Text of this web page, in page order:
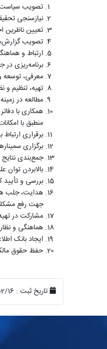
تصویب
نیازسنجی
تعیین ناظرین
تصویب
ارتباط و
برنامه‌ریزی
معرفی، توسعه
تهیه، تنظیم
مطالعه در
همکاری با
منطبق با
برقراری
برگزاری
جمع‌بندی
بالابردن
بررسی و
هدایت، جلب
جهت رفع
مشارکت در
هماهنگی و
ایجاد بانک
حفظ حقوق
تاریخ ثبت : 16